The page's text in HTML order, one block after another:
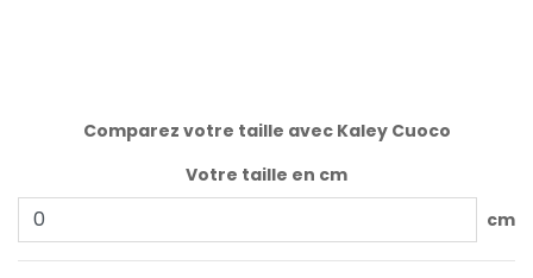
Comparez votre taille avec Kaley Cuoco
Votre taille en cm
cm